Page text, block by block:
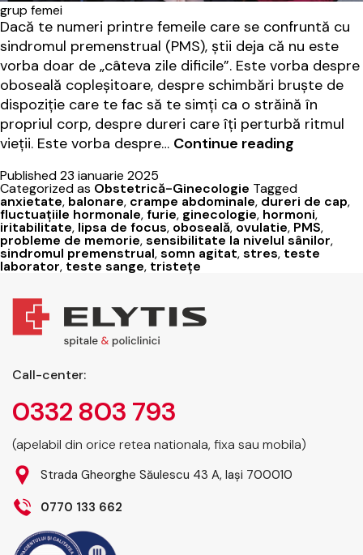
grup femei
Dacă te numeri printre femeile care se confruntă cu
sindromul premenstrual (PMS), știi deja că nu este
vorba doar de „câteva zile dificile”. Este vorba despre
oboseală copleșitoare, despre schimbări bruște de
dispoziție care te fac să te simți ca o străină în
propriul corp, despre dureri care îți perturbă ritmul
vieții. Este vorba despre… Continue reading
Published23 ianuarie 2025
Categorized as Obstetrică-Ginecologie Tagged
anxietate, balonare, crampe abdominale, dureri de cap,
fluctuațiile hormonale,furie, ginecologie, hormoni,
iritabilitate, lipsa de focus, oboseală, ovulatie, PMS,
probleme de memorie,sensibilitate la nivelul sânilor,
sindromul premenstrual,somn agitat,stres, teste
laborator, teste sange, tristețe
Call-center:
0332 803 793
(apelabil din orice retea nationala, fixa sau mobila)
Strada Gheorghe Săulescu 43 A, Iași 700010
0770 133 662